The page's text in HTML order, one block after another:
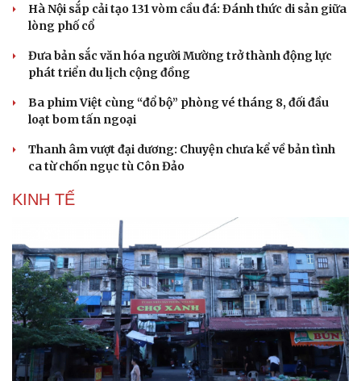
Hà Nội sắp cải tạo 131 vòm cầu đá: Đánh thức di sản giữa
lòng phố cổ
Đưa bản sắc văn hóa người Mường trở thành động lực
phát triển du lịch cộng đồng
Ba phim Việt cùng “đổ bộ” phòng vé tháng 8, đối đầu
loạt bom tấn ngoại
Thanh âm vượt đại dương: Chuyện chưa kể về bản tình
ca từ chốn ngục tù Côn Đảo
KINH TẾ